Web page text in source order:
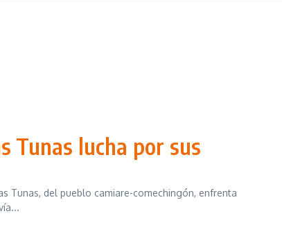
Tunas lucha por sus
Tunas, del pueblo camiare-comechingón, enfrenta